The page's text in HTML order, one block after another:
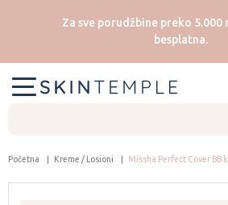
Za sve porudžbine preko 5.000
besplatna.
Početna Kreme / Losioni Missha Perfect Cover BB